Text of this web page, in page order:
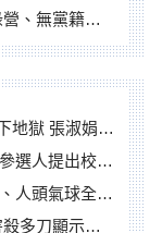
忙否認是烏龜
：舌頭殺人有罪
毒防線升級政見
頭氣球全登場
顯示怨恨深